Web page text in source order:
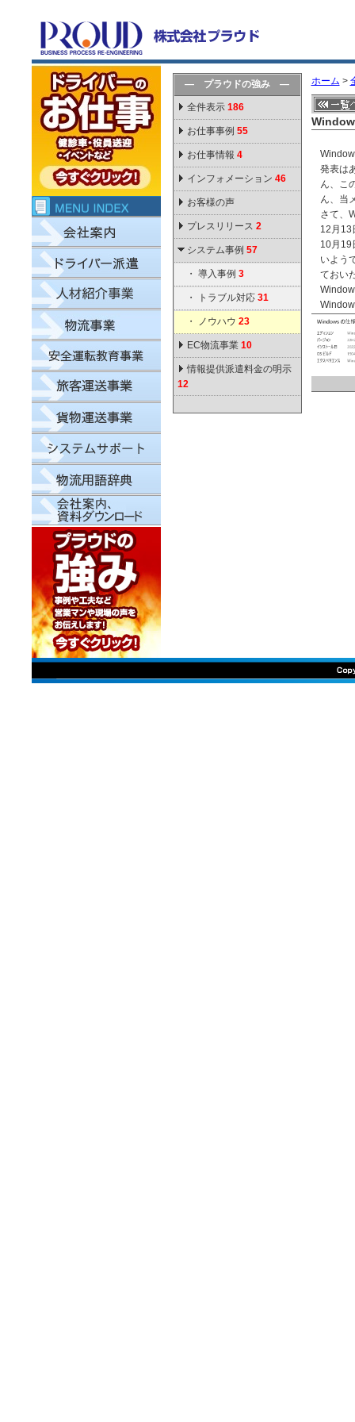
― プラウドの強み ―
全件表示 186
お仕事事例 55
お仕事情報 4
インフォメーション 46
お客様の声
プレスリリース 2
システム事例 57
・ 導入事例 3
・ トラブル対応 31
・ ノウハウ 23
EC物流事業 10
情報提供派遣料金の明示
12
ホーム >
発表は
ん、こ
ん、当
さて、
12月13
10月19
いよう
ておい